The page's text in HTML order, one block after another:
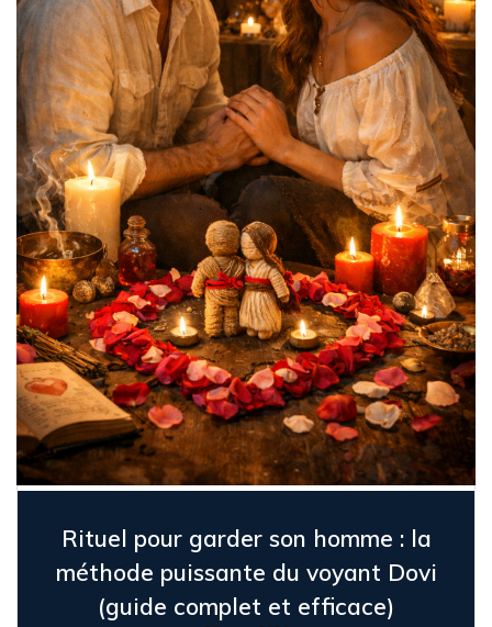
Rituel pour garder son homme : la
méthode puissante du voyant Dovi
(guide complet et efficace)